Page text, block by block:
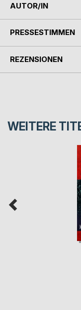
AUTOR/IN
PRESSESTIMMEN
REZENSIONEN
WEITERE